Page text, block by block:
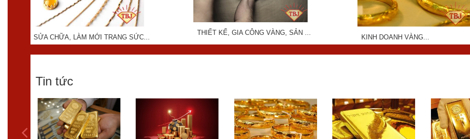
SỬA CHỮA, LÀM MỚI TRANG SỨC...
THIẾT KẾ, GIA CÔNG VÀNG, SẢN ...
KINH DOANH VÀNG...
Tin tức